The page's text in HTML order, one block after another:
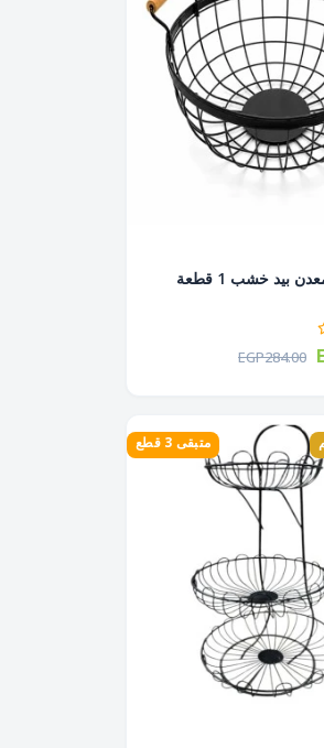
طبق فاكهه معدن بيد خشب 1 قطعة
EGP284.00
متبقى 3 قطع